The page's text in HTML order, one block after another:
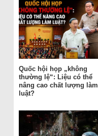
Quốc hội họp „không
thường lệ“: Liệu có thể
nâng cao chất lượng làm
luật?